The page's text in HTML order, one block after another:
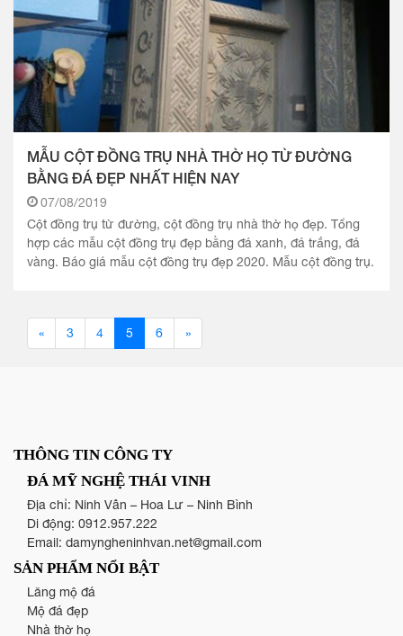
MẪU CỘT ĐỒNG TRỤ NHÀ THỜ HỌ TỪ ĐƯỜNG
BẰNG ĐÁ ĐẸP NHẤT HIỆN NAY
07/08/2019
Cột đồng trụ từ đường, cột đồng trụ nhà thờ họ đẹp. Tổng
hợp các mẫu cột đồng trụ đẹp bằng đá xanh, đá trắng, đá
vàng. Báo giá mẫu cột đồng trụ đẹp 2020. Mẫu cột đồng trụ.
« 3 4 5 6 »
THÔNG TIN CÔNG TY
ĐÁ MỸ NGHỆ THÁI VINH
Địa chỉ: Ninh Vân – Hoa Lư – Ninh Bình
Di động: 0912.957.222
Email: damyngheninhvan.net@gmail.com
SẢN PHẨM NỔI BẬT
Lăng mộ đá
Mộ đá đẹp
Nhà thờ họ